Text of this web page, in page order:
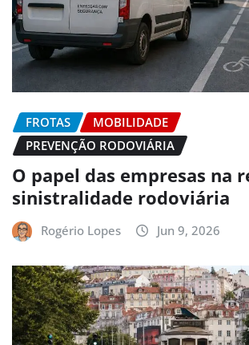
FROTAS
MOBILIDADE
PREVENÇÃO RODOVIÁRIA
O papel das empresas na
sinistralidade rodoviária
Rogério Lopes Jun 9, 2026